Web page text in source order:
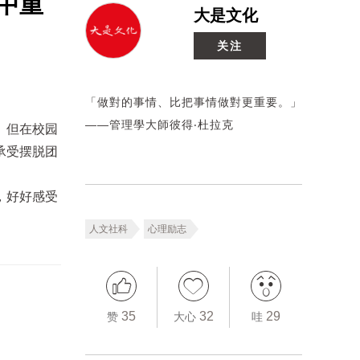
但在校园
受摆脱团
好好感受
大是文化
关注
「做對的事情、比把事情做對更重要。」
——管理學大師彼得‧杜拉克
人文社科 心理励志
赞 35 大心 32 哇 29